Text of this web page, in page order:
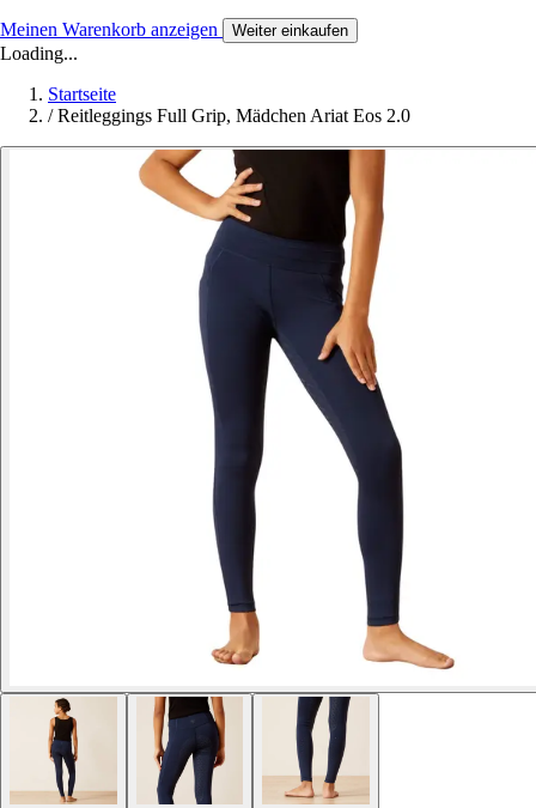
Meinen Warenkorb anzeigen Weiter einkaufen
Loading...
Startseite
/ Reitleggings Full Grip, Mädchen Ariat Eos 2.0